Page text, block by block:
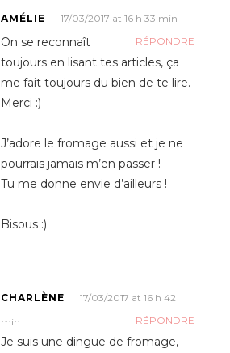
AMÉLIE
17/03/2017 at 16 h 33 min
RÉPONDRE
On se reconnaît
toujours en lisant tes articles, ça
me fait toujours du bien de te lire.
Merci :)
J’adore le fromage aussi et je ne
pourrais jamais m’en passer !
Tu me donne envie d’ailleurs !
Bisous :)
CHARLÈNE
17/03/2017 at 16 h 42
min
RÉPONDRE
Je suis une dingue de fromage,